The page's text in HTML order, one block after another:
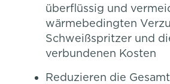
überflüssig und
wärmebedingten
Schweißspritzer und
verbundenen Kosten
Reduzieren die